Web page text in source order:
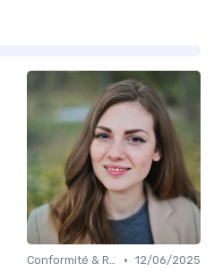
Conformité & Réglementations • 12/06/2025